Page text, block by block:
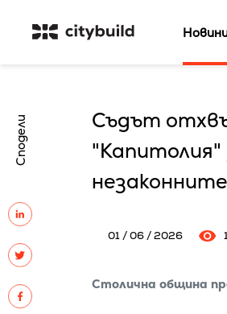
Сподели
Съдът
"Капитолия"
01 / 06 / 2026
Столична община